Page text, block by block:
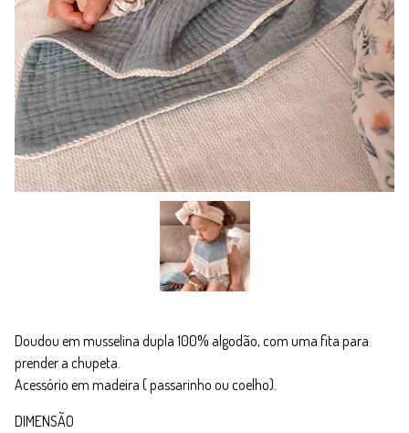
Doudou em musselina dupla 100% algodão, com uma fita para
prender a chupeta.
Acessório em madeira ( passarinho ou coelho).
DIMENSÃO